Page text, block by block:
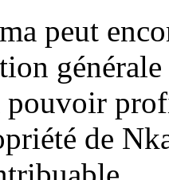
peut
de